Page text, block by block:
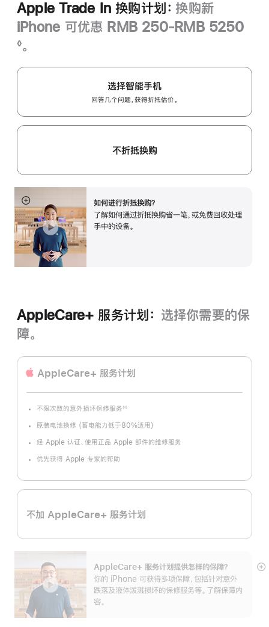
Apple Trade In 换购计划： 换购新
iPhone 可优惠 RMB 250-RMB 5250
注
◊。
选择智能手机
回答几个问题，获得折抵估价。
不折抵换购
如何进行折抵换购？
了解如何通过折抵换购省一笔，或免费回收处理
手中的设备。
展
开
AppleCare+ 服务计划： 选择你需要的保
障。
AppleCare+ 服务计划
不限次数的意外损坏保修服务◊◊
原装电池换修 (蓄电能力低于80%适用)
经 Apple 认证、使用正品 Apple 部件的维修服务
优先获得 Apple 专家的帮助
不加 AppleCare+ 服务计划
AppleCare+ 服务计划提供怎样的保障？
你的 iPhone 可获得多项保障，包括针对意外
跌落及液体泼溅损坏的保修服务等。了解保障内
容。
展